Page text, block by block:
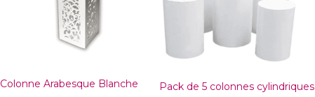
Colonne Arabesque Blanche Pack de 5 colonnes cylindriques